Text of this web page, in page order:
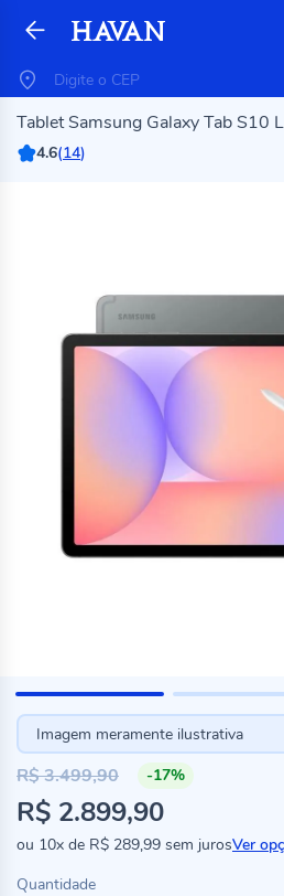
Tablet Samsung Galaxy Tab S10
4.6(14)
Imagem meramente ilustrativa
-17%
Preço
especial
R$ 2.899,90
R$ 3.499,90
ou 10x de R$ 289,99 sem jurosVer
Quantidade